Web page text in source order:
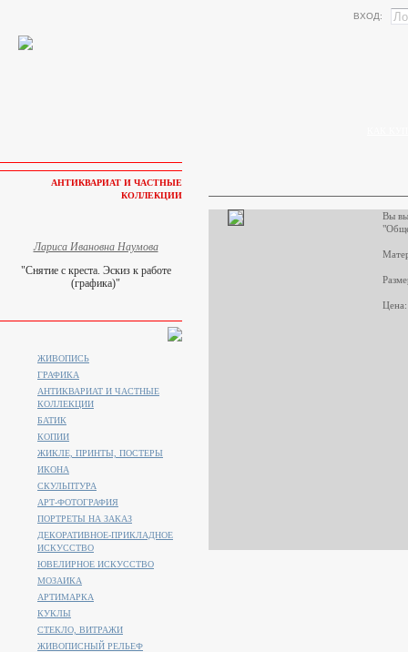
ВХОД:
Вы
АНТИКВАРИАТ И ЧАСТНЫЕ
КОЛЛЕКЦИИ
Лариса Ивановна Наумова
"Снятие с креста. Эскиз к работе
(графика)"
ЖИВОПИСЬ
ГРАФИКА
АНТИКВАРИАТ И ЧАСТНЫЕ
КОЛЛЕКЦИИ
БАТИК
КОПИИ
ЖИКЛЕ, ПРИНТЫ, ПОСТЕРЫ
ИКОНА
СКУЛЬПТУРА
АРТ-ФОТОГРАФИЯ
ПОРТРЕТЫ НА ЗАКАЗ
ДЕКОРАТИВНОЕ-ПРИКЛАДНОЕ
ИСКУССТВО
ЮВЕЛИРНОЕ ИСКУССТВО
МОЗАИКА
АРТИМАРКА
КУКЛЫ
СТЕКЛО, ВИТРАЖИ
ЖИВОПИСНЫЙ РЕЛЬЕФ